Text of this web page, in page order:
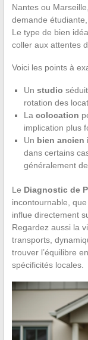
Nantes ou
demande
Le type de bien
coller aux attentes
Voici les points à
Un studio
rotation des
La colocation
implication plus
Un bien ancien
dans certains
généralement
Le Diagnostic de
incontournable,
influe directement
Regardez aussi la
transports,
trouver l’équilibre
spécificités locales.